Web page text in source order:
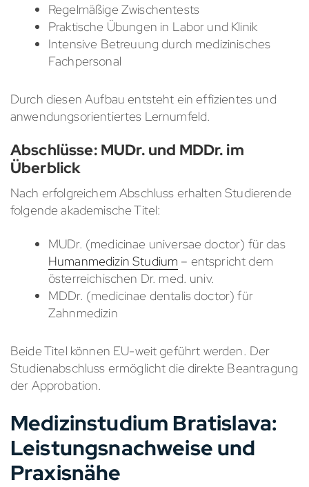
Regelmäßige Zwischentests
Praktische Übungen in Labor und Klinik
Intensive Betreuung durch medizinisches
Fachpersonal
Durch diesen Aufbau entsteht ein effizientes und
anwendungsorientiertes Lernumfeld.
Abschlüsse: MUDr. und MDDr. im
Überblick
Nach erfolgreichem Abschluss erhalten Studierende
folgende akademische Titel:
MUDr. (medicinae universae doctor) für das
Humanmedizin Studium – entspricht dem
österreichischen Dr. med. univ.
MDDr. (medicinae dentalis doctor) für
Zahnmedizin
Beide Titel können EU-weit geführt werden. Der
Studienabschluss ermöglicht die direkte Beantragung
der Approbation.
Medizinstudium Bratislava:
Leistungsnachweise und
Praxisnähe